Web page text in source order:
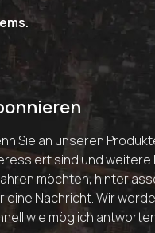
Sie an unseren
sind und weitere
möchten,
eine Nachricht. Wir
wie möglich